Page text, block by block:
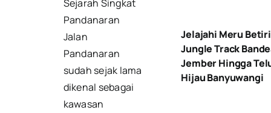
Sejarah Singkat
Pandanaran
Jalan
Pandanaran
sudah sejak lama
dikenal sebagai
kawasan
Jelajahi Meru
Jungle Track
Jember Hingga
Hijau Banyuwangi